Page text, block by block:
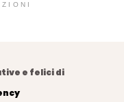
e felici di